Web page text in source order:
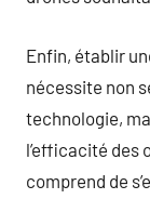
Enfin, établir
nécessite non
technologie,
l’efficacité des
comprend de